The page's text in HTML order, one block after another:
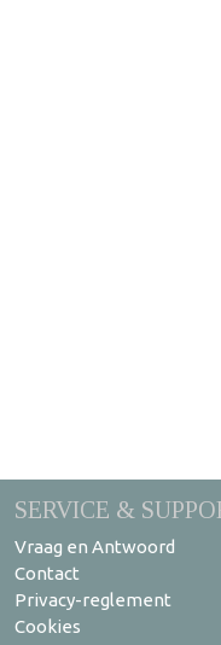
SERVICE &
Vraag en Antwoord
Contact
Privacy-reglement
Cookies